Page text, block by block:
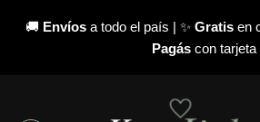
🚚 Envíos a todo el país | ✨ Gratis en
Pagáscon tarjeta